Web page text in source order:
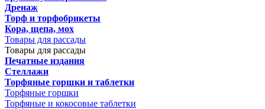
Дренаж
Торф и торфобрикеты
Кора, щепа, мох
Товары для рассады
Товары для рассады
Печатные издания
Стеллажи
Торфяные горшки и таблетки
Торфяные горшки
Торфяные и кокосовые таблетки